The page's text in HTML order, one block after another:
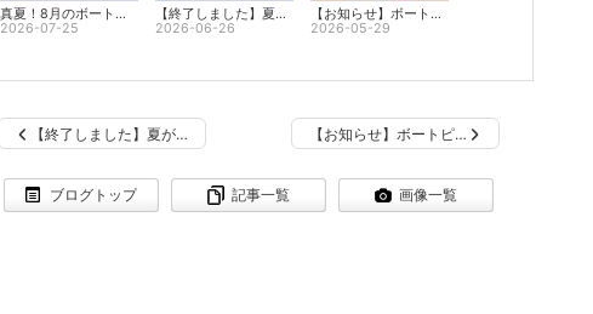
真夏！8月のボートピア京都やわたイベントのご紹介!
2026-07-25
【終了しました】夏が到来！7月のボートピア京都やわたイベントのご紹介です。
2026-06-26
【お知らせ】ボートピア京都やわた公式マスコット「やわたろう」のLINEスタンプが遂に発売開始！
2026-05-29
【終了しました】夏が… 【お知らせ】ボートピ…
ブログトップ 記事一覧 画像一覧